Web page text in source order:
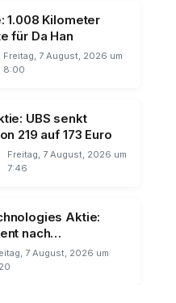
1.008 Kilometer
für Da Han
Freitag, 7 August, 2026 um
8:00
UBS senkt
219 auf 173 Euro
Freitag, 7 August, 2026 um
7:46
Aktie:
nach
7 August, 2026 um